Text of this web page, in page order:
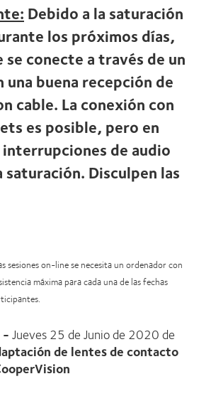
Debido a la saturación
los próximos días,
se conecte a través de un
buena recepción de
cable. La conexión con
es posible, pero en
de audio
saturación. Disculpen las
sesiones on-line se necesita un ordenador con
máxima para cada una de las fechas
-Jueves 25 de Junio de 2020 de
de lentes de contacto